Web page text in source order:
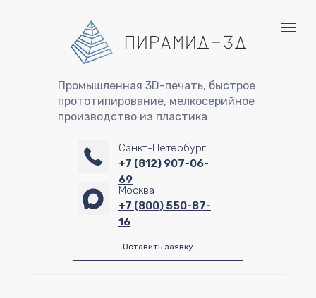
Оставить заявку
Санкт-Петербург
+7 (812) 907-06-
69
Москва
+7 (800) 550-87-
16
Промышленная 3D-печать, быстрое
прототипирование, мелкосерийное
производство из пластика